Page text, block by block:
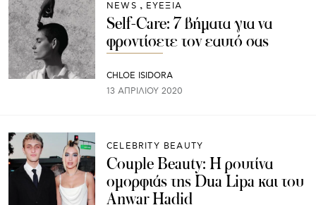
NEWS ΕΥΕΞΙΑ
Self-Care: 7 βήματα για να
φροντίσετε τον εαυτό σας
CHLOE ISIDORA
13 ΑΠΡΙΛΊΟΥ 2020
CELEBRITY BEAUTY
Couple Beauty: Η ρουτίνα
ομορφιάς της Dua Lipa και του
Anwar Hadid